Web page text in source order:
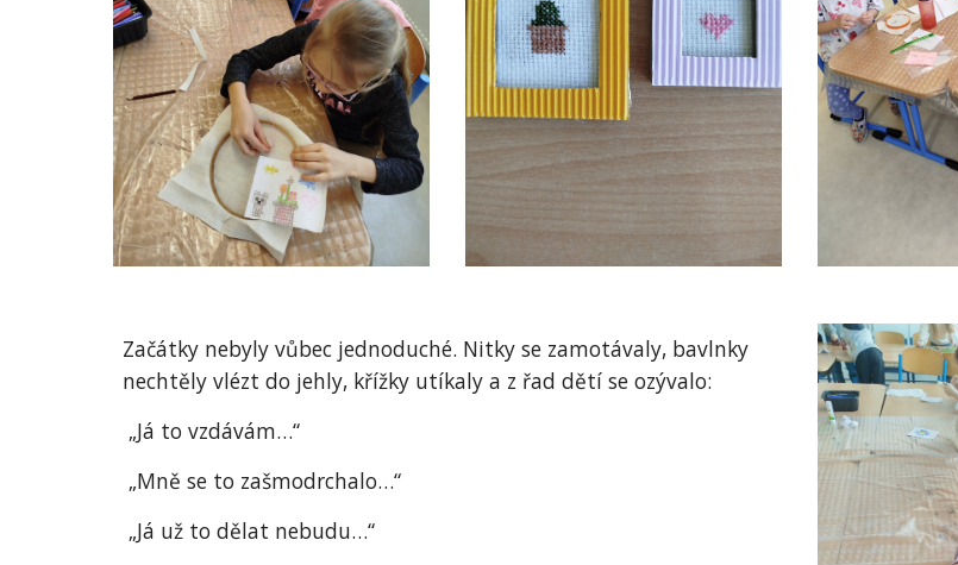
Začátky nebyly vůbec jednoduché. Nitky se zamotávaly, bavlnky
nechtěly vlézt do jehly, křížky utíkaly a z řad dětí se ozývalo:
„Já to vzdávám…“
„Mně se to zašmodrchalo…“
„Já už to dělat nebudu…“